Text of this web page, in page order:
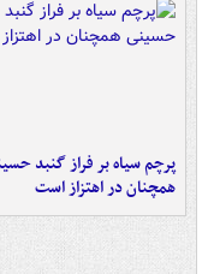
پرچم سیاه بر فراز گنبد
همچنان در اهتزاز است